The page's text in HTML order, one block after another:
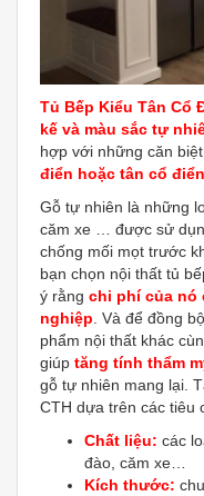
Tủ Bếp Kiểu Tân Cổ
kế và màu sắc tự
hợp với những căn
điển hoặc tân cổ điển
Gỗ tự nhiên là những
căm xe … được sử
chống mối mọt trước
bạn chọn nội thất tủ
ý rằng chi phí của nó
nghiệp . Và để đồng
phẩm nội thất khác
giúp tăng tính thẩm
gỗ tự nhiên mang lại.
CTH dựa trên các tiêu
Chất liệu: các
đào, căm xe…
Kích thước: